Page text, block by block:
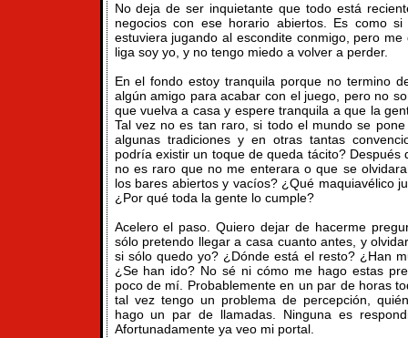
No deja de ser inquietante que todo está
negocios con ese horario abiertos. Es como
estuviera jugando al escondite conmigo, pero
liga soy yo, y no tengo miedo a volver a perder.
En el fondo estoy tranquila porque no termino
algún amigo para acabar con el juego, pero no
que vuelva a casa y espere tranquila a que la
Tal vez no es tan raro, si todo el mundo se
algunas tradiciones y en otras tantas
podría existir un toque de queda tácito? Después
no es raro que no me enterara o que se
los bares abiertos y vacíos? ¿Qué maquiavélico
¿Por qué toda la gente lo cumple?
Acelero el paso. Quiero dejar de hacerme
sólo pretendo llegar a casa cuanto antes, y
si sólo quedo yo? ¿Dónde está el resto? ¿Han
¿Se han ido? No sé ni cómo me hago estas
poco de mí. Probablemente en un par de horas
tal vez tengo un problema de percepción,
hago un par de llamadas. Ninguna es
Afortunadamente ya veo mi portal.